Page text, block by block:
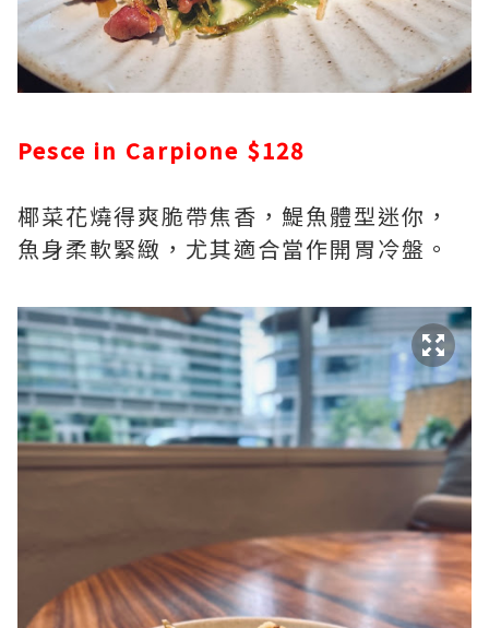
Pesce in Carpione $128
椰菜花燒得爽脆帶焦香，鯷魚體型迷你，
魚身柔軟緊緻，尤其適合當作開胃冷盤。